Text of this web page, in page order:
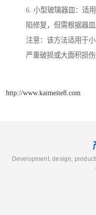
6. 小型玻璃器皿：适
陷修复，但需根据器
注意：该方法适用于
严重破损或大面积损伤
http://www.kaimeite8.com
Development, design,